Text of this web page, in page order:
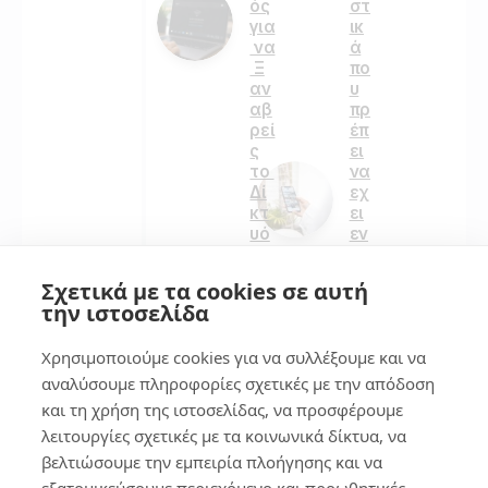
ός
για
να
Ξ
αν
αβ
ρεί
ς
το
Δί
κτ
υό
4
στ
ικ
ά
πο
υ
πρ
έπ
ει
να
εχ
ει
εν
λο
ο
143
Σχετικά με τα cookies σε αυτή
την ιστοσελίδα
Χρησιμοποιούμε cookies για να συλλέξουμε και να
αναλύσουμε πληροφορίες σχετικές με την απόδοση
και τη χρήση της ιστοσελίδας, να προσφέρουμε
λειτουργίες σχετικές με τα κοινωνικά δίκτυα, να
βελτιώσουμε την εμπειρία πλοήγησης και να